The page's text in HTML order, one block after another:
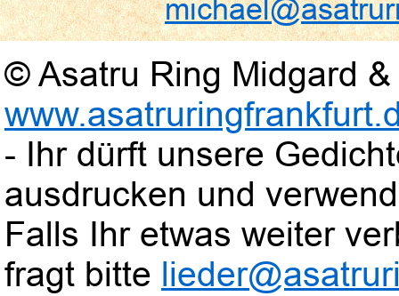
© Asatru Ring Midgard
- Ihr dürft unsere
ausdrucken und
Falls Ihr etwas weiter
fragt bitte